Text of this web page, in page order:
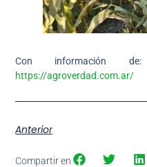
Con información
https://agroverdad.com.ar/
Anterior
Compartir en